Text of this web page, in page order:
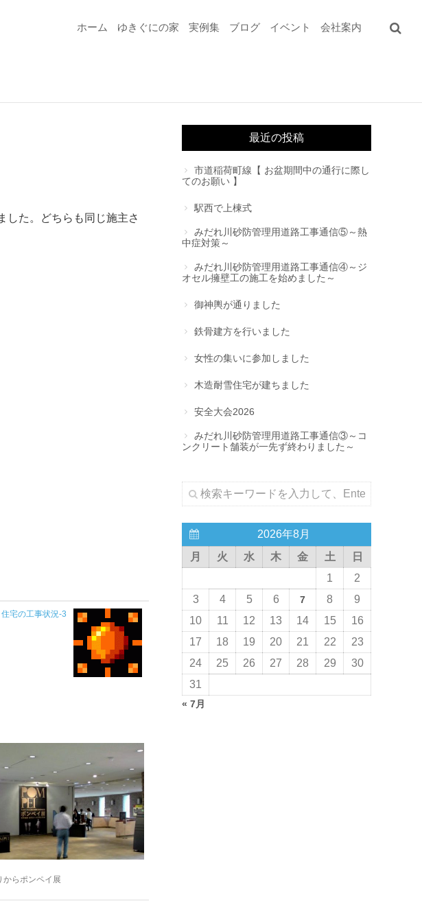
ホーム ゆきぐにの家 実例集 ブログ イベント 会社案内
した。どちらも同じ施主さ
宅の工事状況-3
からポンペイ展
最近の投稿
市道稲荷町線【 お盆期間中の通行に際し
てのお願い 】
駅西で上棟式
みだれ川砂防管理用道路工事通信⑤～熱
中症対策～
みだれ川砂防管理用道路工事通信④～ジ
オセル擁壁工の施工を始めました～
御神輿が通りました
鉄骨建方を行いました
女性の集いに参加しました
木造耐雪住宅が建ちました
安全大会2026
みだれ川砂防管理用道路工事通信③～コ
ンクリート舗装が一先ず終わりました～
2026年8月
月
火 水 木 金 土
日
1
2
3
4 5 6 7 8
9
10
11 12 13 14 15
16
17
18 19 20 21 22
23
24
25 26 27 28 29
30
31
« 7月